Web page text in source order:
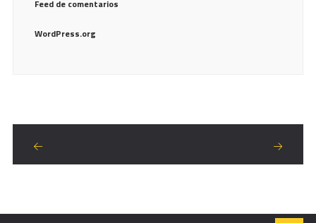
Feed de comentarios
WordPress.org